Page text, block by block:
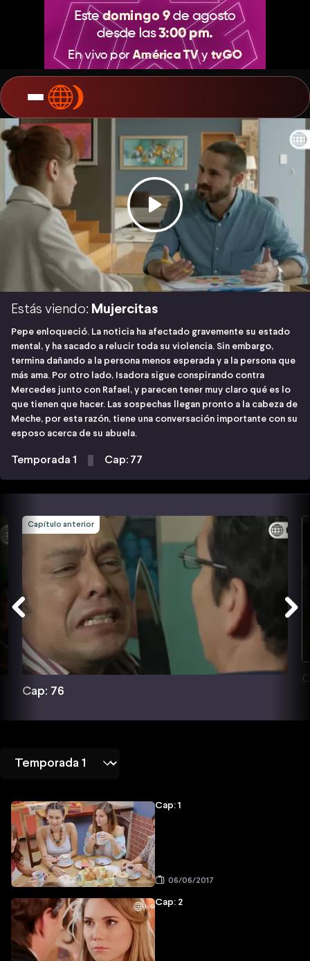
Estás viendo: Mujercitas
Pepe enloqueció. La noticia ha afectado gravemente su estado
mental, y ha sacado a relucir toda su violencia. Sin embargo,
termina dañando a la persona menos esperada y a la persona que
más ama. Por otro lado, Isadora sigue conspirando contra
Mercedes junto con Rafael, y parecen tener muy claro qué es lo
que tienen que hacer. Las sospechas llegan pronto a la cabeza de
Meche, por esta razón, tiene una conversación importante con su
esposo acerca de su abuela.
Temporada 1 Cap: 77
Capítulo anterior
Cap: 76
Cap: 1
06/06/2017
Cap: 2